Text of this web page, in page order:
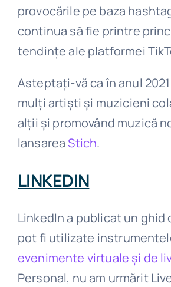
provocările pe baza
continua să fie printre
tendințe ale platformei
Asteptați-vă ca în anul
mulți artiști și muzicieni
alții și promovând muzică
lansareaStich.
LINKEDIN
LinkedIn a publicat un ghid
pot fi utilizate
evenimente virtuale și de
Personal, nu am urmărit